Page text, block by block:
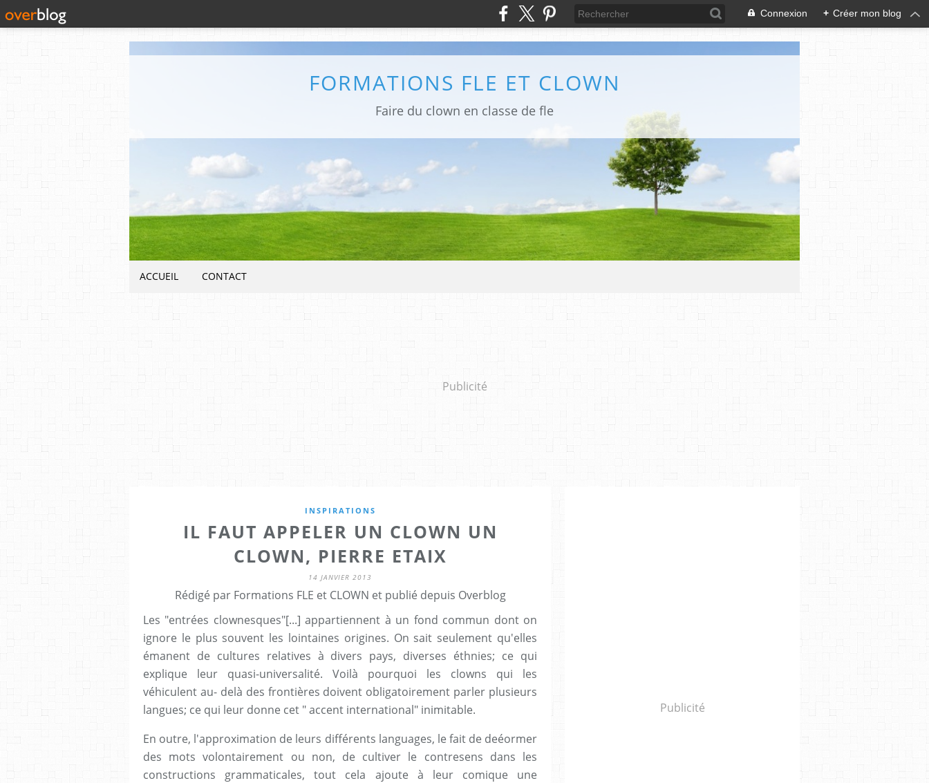
Connexion + Créer mon blog
FORMATIONS FLE ET CLOWN
Faire du clown en classe de fle
ACCUEIL CONTACT
Publicité
INSPIRATIONS
IL FAUT APPELER UN CLOWN UN
CLOWN, PIERRE ETAIX
14 JANVIER 2013
Rédigé par Formations FLE et CLOWN et publié depuis Overblog
Les "entrées clownesques"[...] appartiennent à un fond commun dont on
ignore le plus souvent les lointaines origines. On sait seulement qu'elles
émanent de cultures relatives à divers pays, diverses éthnies; ce qui
explique leur quasi-universalité. Voilà pourquoi les clowns qui les
véhiculent au- delà des frontières doivent obligatoirement parler plusieurs
langues; ce qui leur donne cet " accent international" inimitable.
En outre, l'approximation de leurs différents languages, le fait de deéormer
des mots volontairement ou non, de cultiver le contresens dans les
constructions grammaticales, tout cela ajoute à leur comique une
Publicité